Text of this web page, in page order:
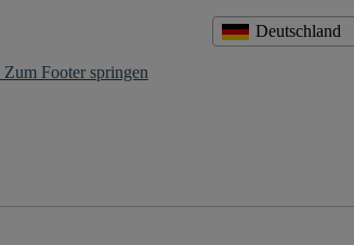
Deutschland
Zum Footer springen